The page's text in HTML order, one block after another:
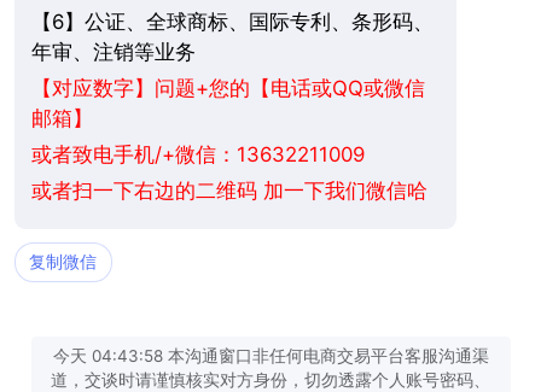
【 6】公证、全球商标、国际专利、条形码、
年审、注销等业务
【对应数字】问题+您的【电话或QQ或微信
邮箱】
或者致电手机/+微信：13632211009
或者扫一下右边的二维码 加一下我们微信哈
复制微信
今天 04:43:58 本沟通窗口非任何电商交易平台客服沟通渠
道，交谈时请谨慎核实对方身份，切勿透露个人账号密码、